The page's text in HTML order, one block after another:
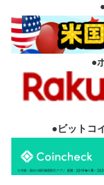
●
●ビットコ